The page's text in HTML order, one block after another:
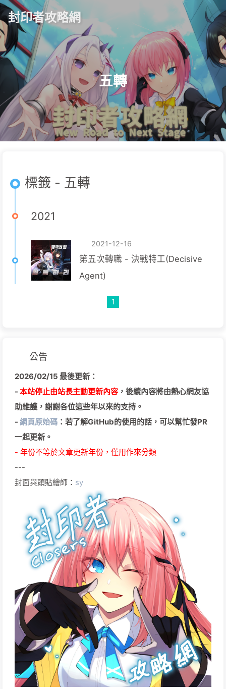
封印者攻略網
五轉
標籤 - 五轉
2021
2021-12-16
第五次轉職 - 決戰特工(Decisive
Agent)
1
公告
2026/02/15 最後更新：
- 本站停止由站長主動更新內容 ，後續內容將由熱心網友協
助維護，謝謝各位這些年以來的支持。
- 網頁原始碼 ：若了解GitHub的使用的話，可以幫忙發PR
一起更新。
- 年份不等於文章更新年份，僅用作來分類
---
封面與頭貼繪師： sy